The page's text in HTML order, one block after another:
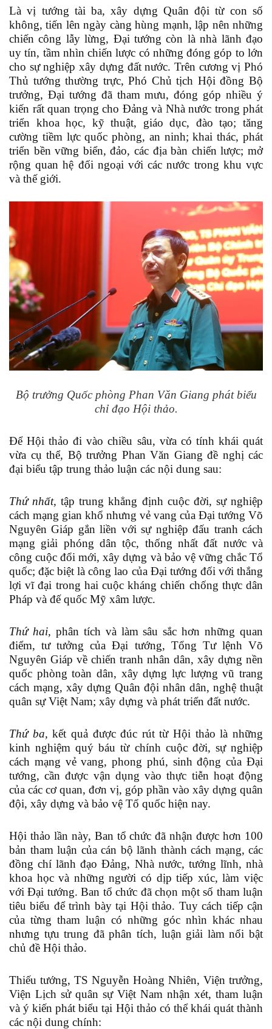
Là vị tướng tài ba, xây dựng Quân đội từ con số
không, tiến lên ngày càng hùng mạnh, lập nên những
chiến công lẫy lừng, Đại tướng còn là nhà lãnh đạo
uy tín, tầm nhìn chiến lược có những đóng góp to lớn
cho sự nghiệp xây dựng đất nước. Trên cương vị Phó
Thủ tướng thường trực, Phó Chủ tịch Hội đồng Bộ
trưởng, Đại tướng đã tham mưu, đóng góp nhiều ý
kiến rất quan trọng cho Đảng và Nhà nước trong phát
triển khoa học, kỹ thuật, giáo dục, đào tạo; tăng
cường tiềm lực quốc phòng, an ninh; khai thác, phát
triển bền vững biển, đảo, các địa bàn chiến lược; mở
rộng quan hệ đối ngoại với các nước trong khu vực
và thế giới.
Bộ trưởng Quốc phòng Phan Văn Giang phát biểu
chỉ đạo Hội thảo.
Để Hội thảo đi vào chiều sâu, vừa có tính khái quát
vừa cụ thể, Bộ trưởng Phan Văn Giang đề nghị các
đại biểu tập trung thảo luận các nội dung sau:
Thứ nhất,tập trung khẳng định cuộc đời, sự nghiệp
cách mạng gian khổ nhưng vẻ vang của Đại tướng Võ
Nguyên Giáp gắn liền với sự nghiệp đấu tranh cách
mạng giải phóng dân tộc, thống nhất đất nước và
công cuộc đổi mới, xây dựng và bảo vệ vững chắc Tổ
quốc; đặc biệt là công lao của Đại tướng đối với thắng
lợi vĩ đại trong hai cuộc kháng chiến chống thực dân
Pháp và đế quốc Mỹ xâm lược.
Thứ hai, phân tích và làm sâu sắc hơn những quan
điểm, tư tưởng của Đại tướng, Tổng Tư lệnh Võ
Nguyên Giáp về chiến tranh nhân dân, xây dựng nền
quốc phòng toàn dân, xây dựng lực lượng vũ trang
cách mạng, xây dựng Quân đội nhân dân, nghệ thuật
quân sự Việt Nam; xây dựng và phát triển đất nước.
Thứ ba, kết quả được đúc rút từ Hội thảo là những
kinh nghiệm quý báu từ chính cuộc đời, sự nghiệp
cách mạng vẻ vang, phong phú, sinh động của Đại
tướng, cần được vận dụng vào thực tiễn hoạt động
của các cơ quan, đơn vị, góp phần vào xây dựng quân
đội, xây dựng và bảo vệ Tổ quốc hiện nay.
Hội thảo lần này, Ban tổ chức đã nhận được hơn 100
bản tham luận của cán bộ lãnh thành cách mạng, các
đồng chí lãnh đạo Đảng, Nhà nước, tướng lĩnh, nhà
khoa học và những người có dịp tiếp xúc, làm việc
với Đại tướng. Ban tổ chức đã chọn một số tham luận
tiêu biểu để trình bày tại Hội thảo. Tuy cách tiếp cận
của từng tham luận có những góc nhìn khác nhau
nhưng tựu trung đã phân tích, luận giải làm nổi bật
chủ đề Hội thảo.
Thiếu tướng, TS Nguyễn Hoàng Nhiên, Viện trưởng,
Viện Lịch sử quân sự Việt Nam nhận xét, tham luận
và ý kiến phát biểu tại Hội thảo có thể khái quát thành
các nội dung chính: